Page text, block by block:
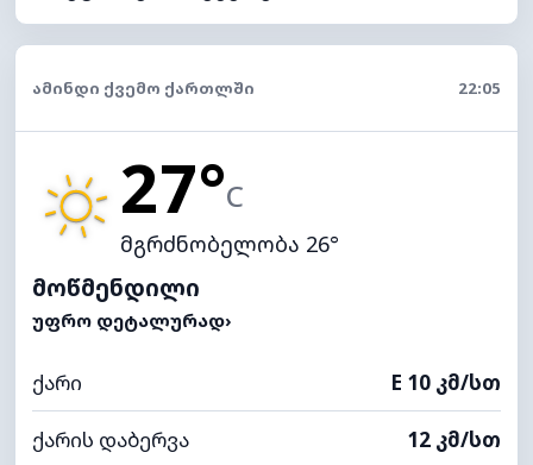
ᲐᲛᲘᲜᲓᲘ ᲥᲕᲔᲛᲝ ᲥᲐᲠᲗᲚᲨᲘ 22:05
27°C
მგრძნობელობა 26°
მოწმენდილი
ᲣᲤᲠᲝ ᲓᲔᲢᲐᲚᲣᲠᲐᲓ›
ქარი E 10 კმ/სთ
ქარის დაბერვა 12 კმ/სთ